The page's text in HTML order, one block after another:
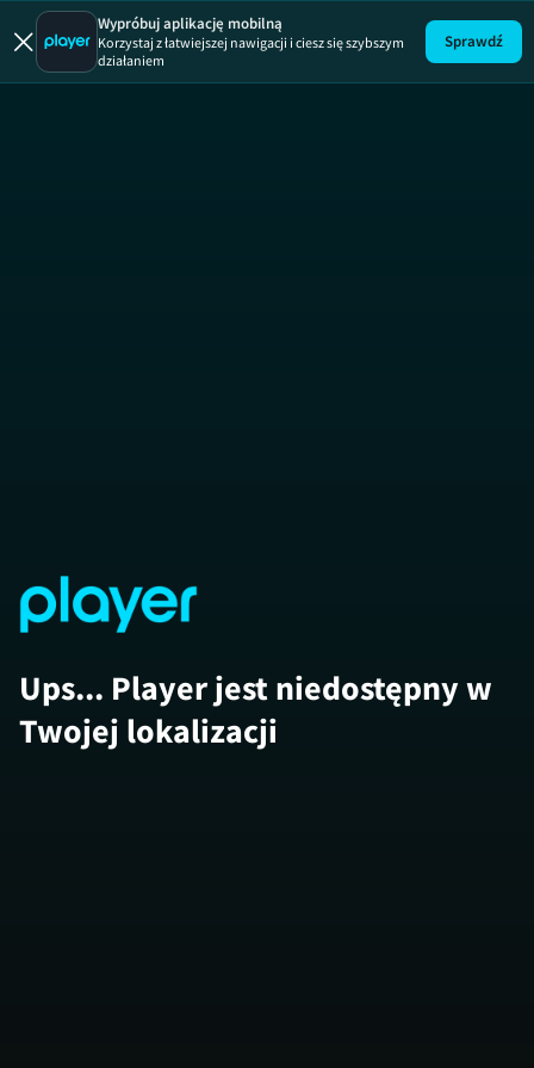
Brzydula
Wypróbuj aplikację mobilną
Korzystaj z łatwiejszej nawigacji i ciesz się szybszym
działaniem
Sprawdź
Ups... Player jest niedostępny w
Twojej lokalizacji